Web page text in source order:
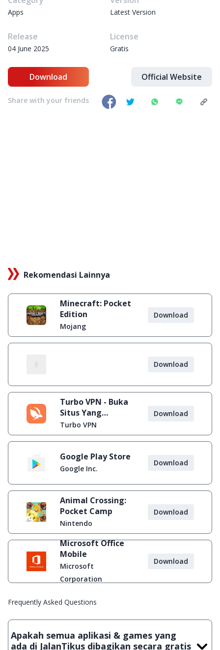
Apps Latest Version
Release
04 June 2025
License
Gratis
Download Official Website
Share with your friends
Rekomendasi Lainnya
Minecraft: Pocket
Edition
Mojang
Download
Download
Turbo VPN - Buka
Situs Yang
Diblokir
Turbo VPN
Download
Google Play Store
Google Inc.
Download
Animal Crossing:
Pocket Camp
Nintendo
Download
Microsoft Office
Mobile
Microsoft
Corporation
Download
Frequently Asked Questions
Apakah semua aplikasi & games yang
ada di JalanTikus dibagikan secara gratis